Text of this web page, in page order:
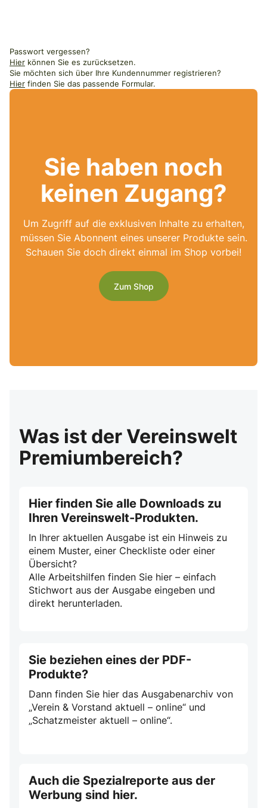
Passwort vergessen?
Hier können Sie es zurücksetzen.
Sie möchten sich über Ihre Kundennummer registrieren?
Hier finden Sie das passende Formular.
Sie haben noch
keinen Zugang?
Um Zugriff auf die exklusiven Inhalte zu erhalten,
müssen Sie Abonnent eines unserer Produkte sein.
Schauen Sie doch direkt einmal im Shop vorbei!
Zum Shop
Was ist der Vereinswelt
Premiumbereich?
Hier finden Sie alle Downloads zu
Ihren Vereinswelt-Produkten.
In Ihrer aktuellen Ausgabe ist ein Hinweis zu
einem Muster, einer Checkliste oder einer
Übersicht?
Alle Arbeitshilfen finden Sie hier – einfach
Stichwort aus der Ausgabe eingeben und
direkt herunterladen.
Sie beziehen eines der PDF-
Produkte?
Dann finden Sie hier das Ausgabenarchiv von
„Verein & Vorstand aktuell – online“ und
„Schatzmeister aktuell – online“.
Auch die Spezialreporte aus der
Werbung sind hier.